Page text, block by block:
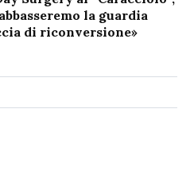
la guardia
di riconversione»